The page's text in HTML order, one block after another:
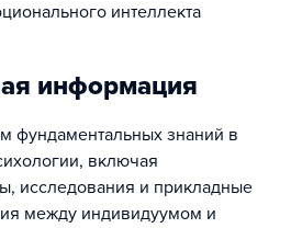
интеллекта
информация
фундаментальных знаний в
включая
исследования и прикладные
между индивидуумом и